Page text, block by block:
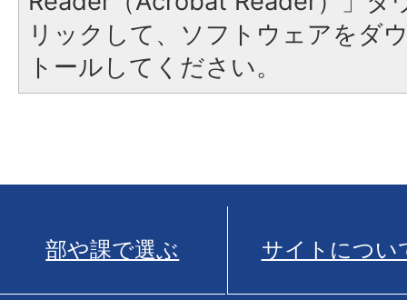
リックして、ソフトウェアをダ
トールしてください。
部や課で選ぶ サイトについ